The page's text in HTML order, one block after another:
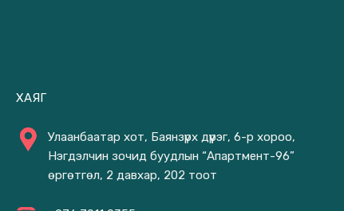
ХАЯГ
Улаанбаатар хот, Баянзүрх дүүрэг, 6-р хороо,
Нэгдэлчин зочид буудлын “Апартмент-96”
өргөтгөл, 2 давхар, 202 тоот